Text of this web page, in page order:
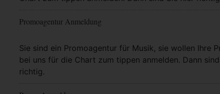
Promoagentur Anmeldung
Sie sind ein Promoagentur für Musik, sie wollen Ihre
bei uns für die Chart zum tippen anmelden. Dann
richtig.
Mehr Info